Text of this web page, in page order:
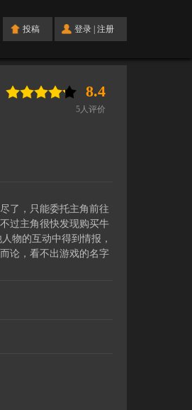
投稿 登录 注册
8.4
5人评价
了，只能委托主角前往
过主角很快发现购买牛
物的互动中得到情报，
论，看不出游戏的名字